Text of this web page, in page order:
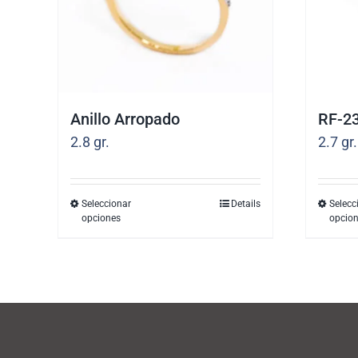
Anillo Arropado
2.8 gr.
Seleccionar
opciones
Details
RF-
2.7 gr.